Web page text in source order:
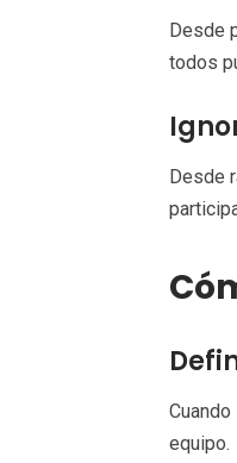
Desde
todos
Desde
equipo.